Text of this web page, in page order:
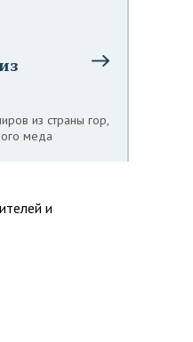
из страны гор,
меда
и